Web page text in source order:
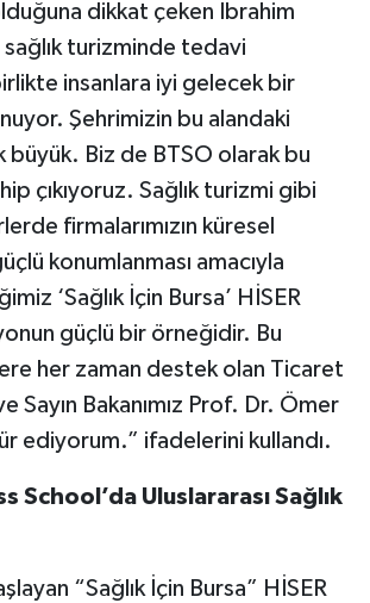
dikkat çeken İbrahim
sağlık turizminde tedavi
insanlara iyi gelecek bir
Şehrimizin bu alandaki
büyük. Biz de BTSO olarak bu
çıkıyoruz. Sağlık turizmi gibi
firmalarımızın küresel
konumlanması amacıyla
‘Sağlık İçin Bursa’ HİSER
güçlü bir örneğidir. Bu
her zaman destek olan Ticaret
Sayın Bakanımız Prof. Dr. Ömer
ediyorum.” ifadelerini kullandı.
School’da Uluslararası Sağlık
“Sağlık İçin Bursa” HİSER